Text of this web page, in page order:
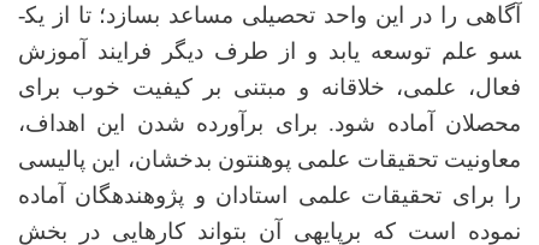
آگاهی را در این واحد تحصیلی مساعد بسازد؛ تا از یک­
سو علم توسعه یابد و از طرف دیگر فرایند آموزش
فعال، علمی، خلاقانه و مبتنی بر کیفیت خوب برای
محصلان آماده شود. برای برآورده‌ شدن این اهداف،
معاونیت تحقیقات علمی پوهنتون بدخشان، این پالیسی
را برای تحقیقات علمی استادان و پژوهنده­گان آماده
نموده ­است که برپایه­ی آن بتواند کارهایی در بخش